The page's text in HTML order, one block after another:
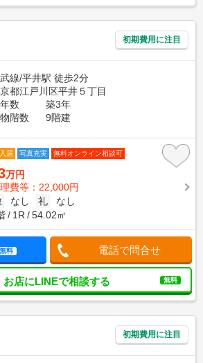
初期費用に注目
線/平井駅 徒歩2分
都江戸川区平井５丁目
数
築3年
階数
9階建
居 写真充実 無料オンライン相談可
万円
費等：22,000円
なし 礼
なし
1R 54.02㎡
無料 電話で問合せ
お店にLINEで相談する 無料
初期費用に注目